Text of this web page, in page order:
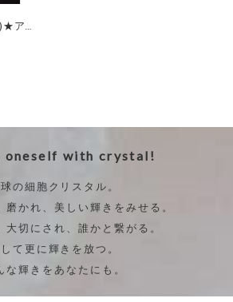
★深呼吸(Deep Breath)★アクアマリン＆クリアクォーツ(水晶)＆淡水パール Aquamarine, Clear Quartz & Freshwater Pearl
oneself with crystal!
の細胞クリスタル。
磨かれ、美しい輝きをみせる。
大切にされ、誰かと繋がる。
て更に輝きを放つ。
な輝きをあなたにも。